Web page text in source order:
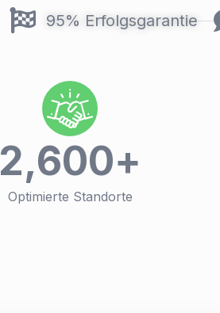
95% Erfolgsgarantie
Optimierte Standorte
2,600+